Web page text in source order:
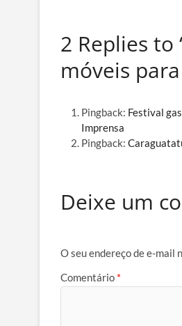
2 Replies to
móveis
Pingback: Festival
Imprensa
Pingback:
Deixe um
O seu endereço de e-mail
Comentário *